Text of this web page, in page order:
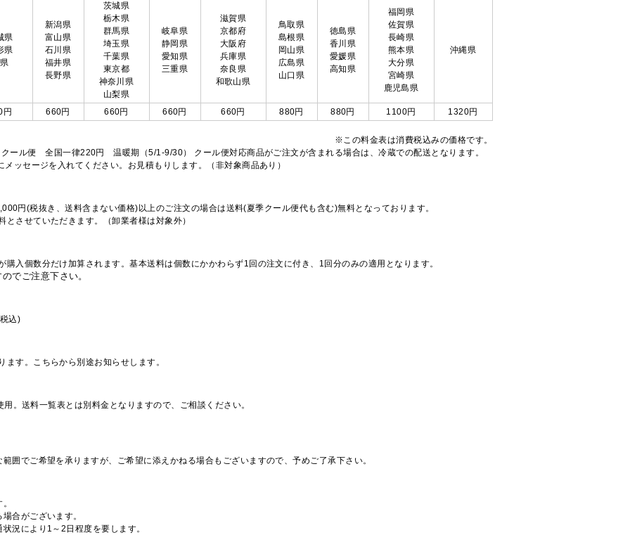
県
県
県
新潟県
富山県
石川県
福井県
長野県
茨城県
栃木県
群馬県
埼玉県
千葉県
東京都
神奈川県
山梨県
岐阜県
静岡県
愛知県
三重県
滋賀県
京都府
大阪府
兵庫県
奈良県
和歌山県
鳥取県
島根県
岡山県
広島県
山口県
徳島県
香川県
愛媛県
高知県
福岡県
佐賀県
長崎県
熊本県
大分県
宮崎県
鹿児島県
沖縄県
円 660円 660円 660円 660円 880円 880円 1100円 1320円
※この料金表は消費税込みの価格です。
ール便 全国一律220円 温暖期（5/1-9/30） クール便対応商品がご注文が含まれる場合は、冷蔵での配送となります。
ッセージを入れてください。お見積もりします。（非対象商品あり）
円(税抜き、送料含まない価格)以上のご注文の場合は送料(夏季クール便代も含む)無料となっております。
させていただきます。（卸業者様は対象外）
入個数分だけ加算されます。基本送料は個数にかかわらず1回の注文に付き、1回分のみの適用となります。
でご注意下さい。
込)
す。こちらから別途お知らせします。
。送料一覧表とは別料金となりますので、ご相談ください。
囲でご希望を承りますが、ご希望に添えかねる場合もございますので、予めご了承下さい。
合がございます。
況により1～2日程度を要します。